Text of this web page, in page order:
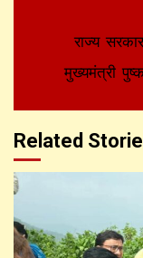
राज्य
मुख्यमंत्री
Related